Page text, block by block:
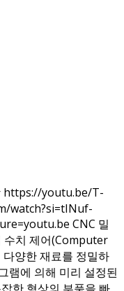
https://youtu.be/T-
watch?si=tINuf-
CNC 밀
수치 제어(Computer
양한 재료를 정밀하
램에 의해 미리 설정된